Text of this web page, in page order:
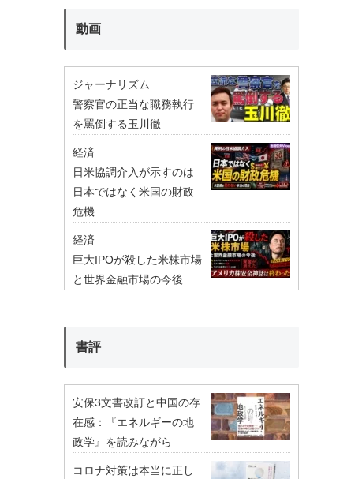
動画
ジャーナリズム
警察官の正当な職務執行
を罵倒する玉川徹
経済
日米協調介入が示すのは
日本ではなく米国の財政
危機
経済
巨大IPOが殺した米株市場
と世界金融市場の今後
書評
安保3文書改訂と中国の存
在感：『エネルギーの地
政学』を読みながら
コロナ対策は本当に正し